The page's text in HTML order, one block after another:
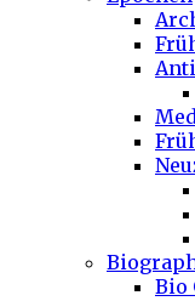
Bio